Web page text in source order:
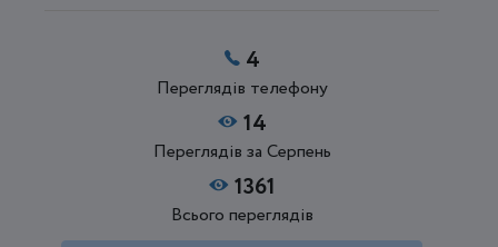
4
Переглядів телефону
14
Переглядів за Серпень
1361
Всього переглядів